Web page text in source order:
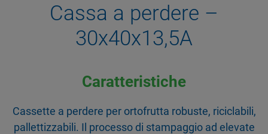
Cassa a perdere –
30x40x13,5A
Caratteristiche
Cassette a perdere per ortofrutta robuste, riciclabili,
pallettizzabili. Il processo di stampaggio ad elevate